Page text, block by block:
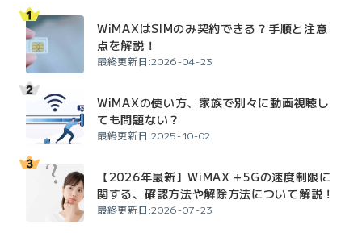
WiMAXはSIMのみ契約できる？手順と注意
点を解説！
最終更新日:2026-04-23
WiMAXの使い方、家族で別々に動画視聴し
ても問題ない？
最終更新日:2025-10-02
【2026年最新】WiMAX +5Gの速度制限に
関する、確認方法や解除方法について解説！
最終更新日:2026-07-23